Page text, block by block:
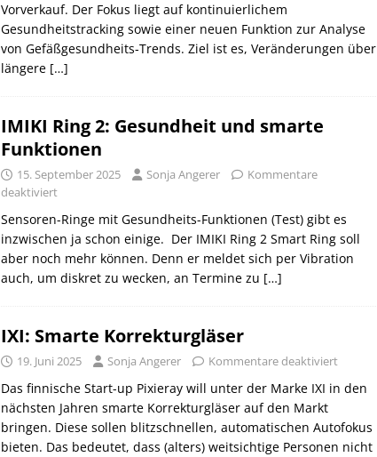
Vorverkauf. Der Fokus liegt auf kontinuierlichem
Gesundheitstracking sowie einer neuen Funktion zur Analyse
von Gefäßgesundheits‑Trends. Ziel ist es, Veränderungen über
längere […]
IMIKI Ring 2: Gesundheit und smarte
Funktionen
15. September 2025 Sonja Angerer
Kommentare
deaktiviert
Sensoren-Ringe mit Gesundheits-Funktionen (Test) gibt es
inzwischen ja schon einige. Der IMIKI Ring 2 Smart Ring soll
aber noch mehr können. Denn er meldet sich per Vibration
auch, um diskret zu wecken, an Termine zu […]
IXI: Smarte Korrekturgläser
19. Juni 2025 Sonja Angerer Kommentare deaktiviert
Das finnische Start-up Pixieray will unter der Marke IXI in den
nächsten Jahren smarte Korrekturgläser auf den Markt
bringen. Diese sollen blitzschnellen, automatischen Autofokus
bieten. Das bedeutet, dass (alters) weitsichtige Personen nicht